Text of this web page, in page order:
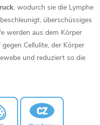
, wodurch sie die Lymphe
überschüssiges
werden aus dem Körper
Cellulite, der Körper
und reduziert so die